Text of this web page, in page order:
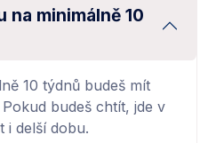
na minimálně 10
10 týdnů budeš mít
budeš chtít, jde v
i delší dobu.